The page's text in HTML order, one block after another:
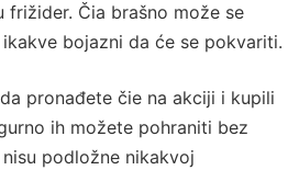
frižider. Čia brašno može se
bojazni da će se pokvariti.
pronađete čie na akciji i kupili
ih možete pohraniti bez
podložne nikakvoj